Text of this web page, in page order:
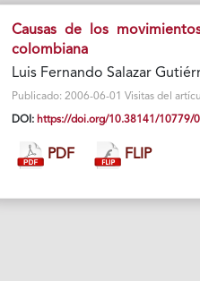
Causas de los
colombiana
Luis Fernando Salazar
Publicado: 2006-06-01 Visitas del
DOI: https://doi.org/10.38141/10779/
PDF FLIP